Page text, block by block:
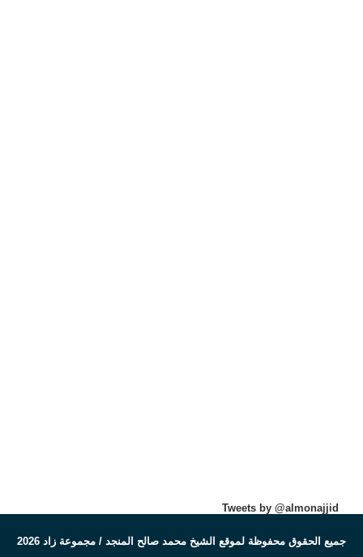
Tweets by @almonajjid
جميع الحقوق محفوظة لموقع الشيخ محمد صالح المنجد / مجموعة زاد 2026